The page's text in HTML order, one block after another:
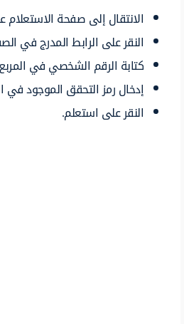
الانتقال إلى صفحة الاستعلام
النقر على الرابط المدرج في
كتابة الرقم الشخصي في
إدخال رمز التحقق الموجود في
النقر على استعلم.